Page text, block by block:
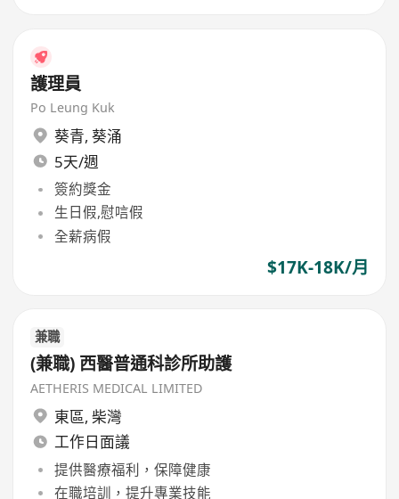
護理員
Po Leung Kuk
葵青, 葵涌
5天/週
簽約獎金
生日假,慰唁假
全薪病假
$17K-18K/月
兼職
(兼職) 西醫普通科診所助護
AETHERIS MEDICAL LIMITED
東區, 柴灣
工作日面議
提供醫療福利，保障健康
在職培訓，提升專業技能